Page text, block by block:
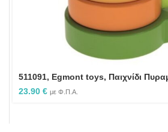
511091, Egmont toys, Παιχνίδι
23.90 € με Φ.Π.Α.